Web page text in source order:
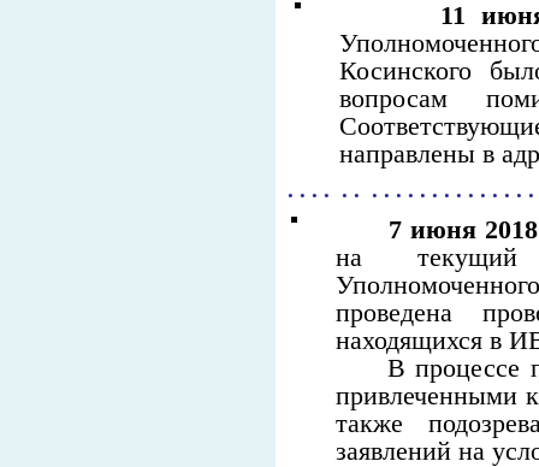
11
Косинского
вопросам
направлены в
. . . . . . . . . . . . . . . . . . . .
7 июня 2018
на текущий
проведена
находящихся в
В процессе
привлеченными
также
заявлений на